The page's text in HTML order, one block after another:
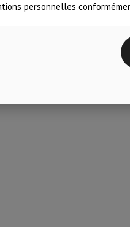
personnelles